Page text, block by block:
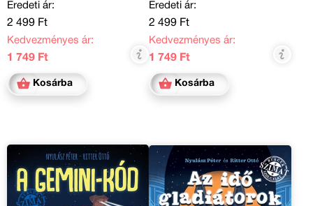
Eredeti ár:
2 499 Ft
Kedvezményes ár:
1 749 Ft
Kosárba
Eredeti ár:
2 499 Ft
Kedvezményes ár:
1 749 Ft
Kosárba